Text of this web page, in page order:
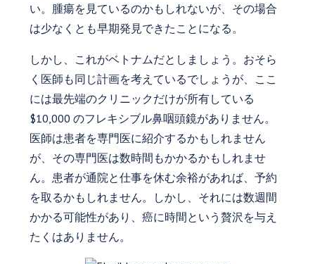
い。腫瘍を見ているのかもしれないが、その場合
は少なくとも早期発見できたことになる。
しかし、これがベトナムだとしましょう。おそら
く医師も同じ計画を考えているでしょうが、ここ
には最先端のクリニックだけが所有している
$10,000 のフレキシブル鼻咽頭鏡がありません。
医師は患者を専門医に紹介するかもしれません
が、その専門医は数時間もかかるかもしれませ
ん。患者が通院と仕事を休む余裕があれば、予約
を取るかもしれません。しかし、それには数週間
かかる可能性があり、癌に時間という贅沢を与え
たくはありません。